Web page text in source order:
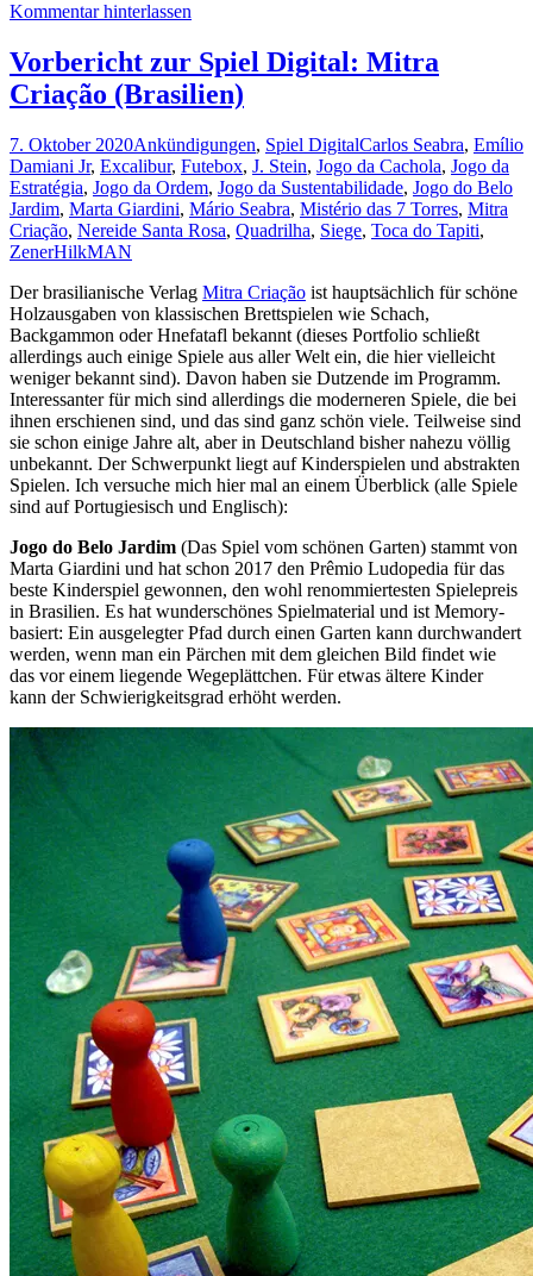
auf
Spiel
Digital
digital
habe
Kommentar hinterlassen
Vorbericht zur Spiel Digital: Mitra
Criação (Brasilien)
7. Oktober 2020Ankündigungen, Spiel DigitalCarlos Seabra, Emílio
Damiani Jr, Excalibur, Futebox, J. Stein, Jogo da Cachola, Jogo da
Estratégia, Jogo da Ordem, Jogo da Sustentabilidade, Jogo do Belo
Jardim, Marta Giardini, Mário Seabra, Mistério das 7 Torres, Mitra
Criação, Nereide Santa Rosa, Quadrilha, Siege, Toca do Tapiti,
ZenerHilkMAN
Der brasilianische Verlag Mitra Criação ist hauptsächlich für schöne
Holzausgaben von klassischen Brettspielen wie Schach,
Backgammon oder Hnefatafl bekannt (dieses Portfolio schließt
allerdings auch einige Spiele aus aller Welt ein, die hier vielleicht
weniger bekannt sind). Davon haben sie Dutzende im Programm.
Interessanter für mich sind allerdings die moderneren Spiele, die bei
ihnen erschienen sind, und das sind ganz schön viele. Teilweise sind
sie schon einige Jahre alt, aber in Deutschland bisher nahezu völlig
unbekannt. Der Schwerpunkt liegt auf Kinderspielen und abstrakten
Spielen. Ich versuche mich hier mal an einem Überblick (alle Spiele
sind auf Portugiesisch und Englisch):
Jogo do Belo Jardim (Das Spiel vom schönen Garten) stammt von
Marta Giardini und hat schon 2017 den Prêmio Ludopedia für das
beste Kinderspiel gewonnen, den wohl renommiertesten Spielepreis
in Brasilien. Es hat wunderschönes Spielmaterial und ist Memory-
basiert: Ein ausgelegter Pfad durch einen Garten kann durchwandert
werden, wenn man ein Pärchen mit dem gleichen Bild findet wie
das vor einem liegende Wegeplättchen. Für etwas ältere Kinder
kann der Schwierigkeitsgrad erhöht werden.